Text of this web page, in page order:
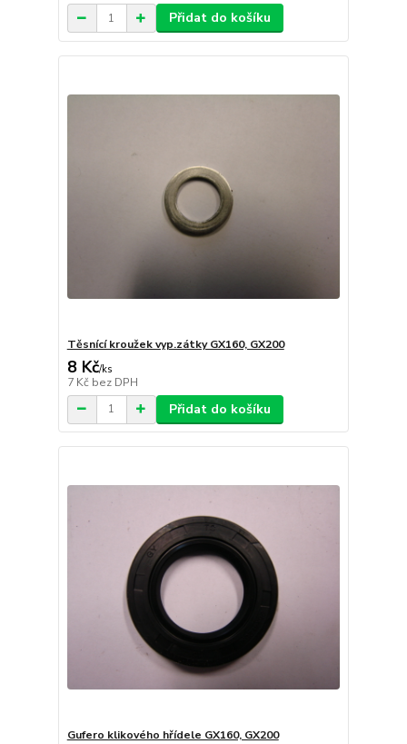
Přidat do košíku
Těsnící kroužek vyp.zátky GX160, GX200
8 Kč/ks
7 Kč bez DPH
Přidat do košíku
Gufero klikového hřídele GX160, GX200